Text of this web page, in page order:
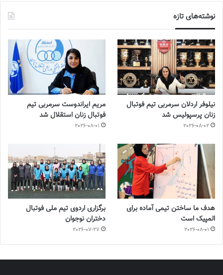
نوشته‌های تازه
نیلوفر اردلان سرمربی تیم فوتبال
زنان پرسپولیس شد
2026-08-02
مریم ایراندوست سرمربی تیم
فوتبال زنان استقلال شد
2026-08-01
هدف ما ساختن تیمی آماده برای
المپیک است
2026-08-01
برگزاری اردوی تیم ملی فوتبال
دختران نوجوان
2026-07-27